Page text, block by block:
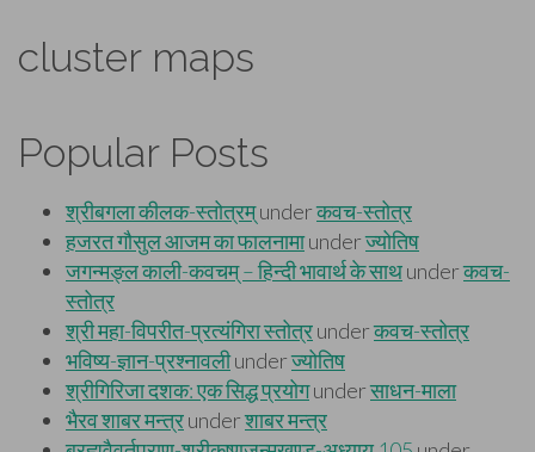
cluster maps
Popular Posts